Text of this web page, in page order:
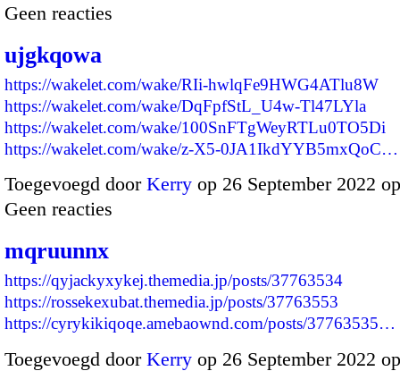
Geen reacties
ujgkqowa
https://wakelet.com/wake/RIi-hwlqFe9HWG4ATlu8W
https://wakelet.com/wake/DqFpfStL_U4w-Tl47LYla
https://wakelet.com/wake/100SnFTgWeyRTLu0TO5Di
https://wakelet.com/wake/z-X5-0JA1IkdYYB5mxQoC…
Toegevoegd door Kerry op 26 September 2022
Geen reacties
mqruunnx
https://qyjackyxykej.themedia.jp/posts/37763534
https://rossekexubat.themedia.jp/posts/37763553
https://cyrykikiqoqe.amebaownd.com/posts/37763535…
Toegevoegd door Kerry op 26 September 2022